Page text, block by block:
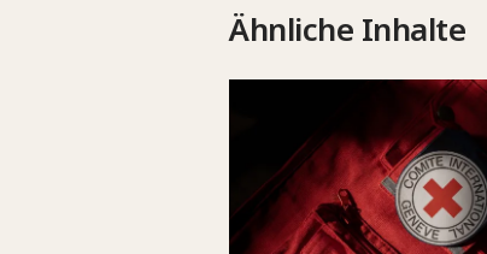
Ähnliche Inhalte